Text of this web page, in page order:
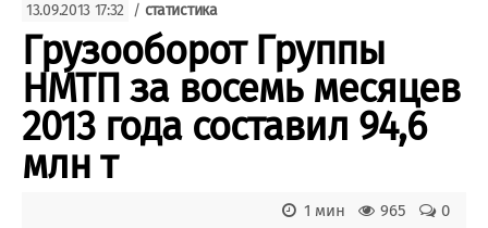
Судоходство
Судоремонт
События
Пресс-релизы
Порты
Рыболовство
ВМФ
Яхты и катера
Еще
13.09.2013 17:32 / статистика
Грузооборот Группы
НМТП за восемь месяцев
2013 года составил 94,6
млн т
0
965
1 мин